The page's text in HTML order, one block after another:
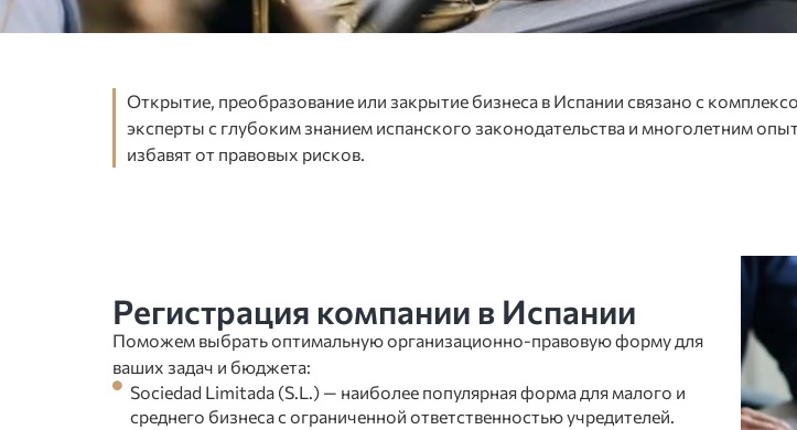
Открытие, преобразование или закрытие бизнеса в Испании связано с
эксперты с глубоким знанием испанского законодательства и многолетним
избавят от правовых рисков.
Регистрация компании в Испании
Поможем выбрать оптимальную организационно-правовую форму для
ваших задач и бюджета:
Sociedad Limitada (S.L.) — наиболее популярная форма для малого и
среднего бизнеса с ограниченной ответственностью учредителей.